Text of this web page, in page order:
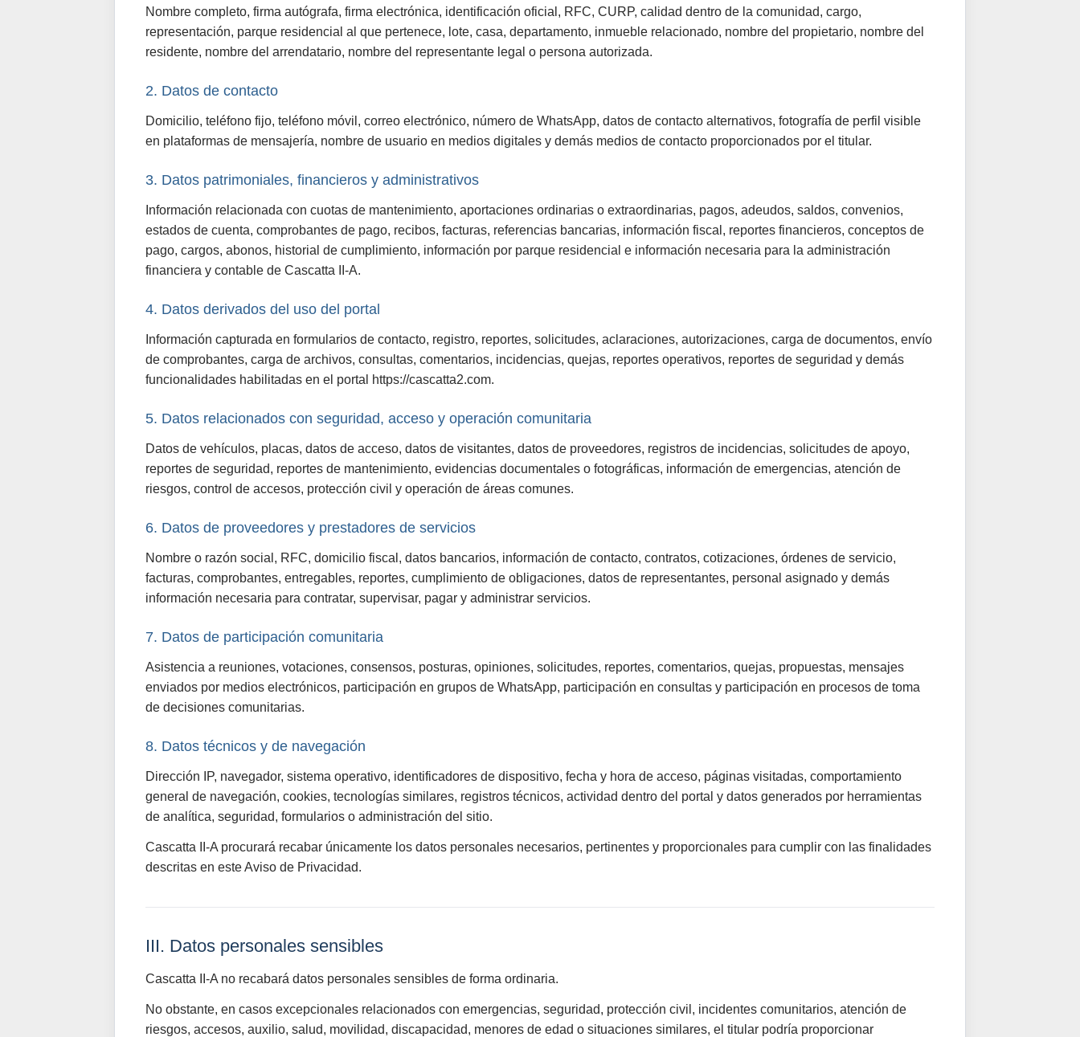
Nombre completo, firma autógrafa, firma electrónica, identificación oficial, RFC, CURP, calidad dentro de la comunidad, cargo,
representación, parque residencial al que pertenece, lote, casa, departamento, inmueble relacionado, nombre del propietario, nombre del
residente, nombre del arrendatario, nombre del representante legal o persona autorizada.
2. Datos de contacto
Domicilio, teléfono fijo, teléfono móvil, correo electrónico, número de WhatsApp, datos de contacto alternativos, fotografía de perfil visible
en plataformas de mensajería, nombre de usuario en medios digitales y demás medios de contacto proporcionados por el titular.
3. Datos patrimoniales, financieros y administrativos
Información relacionada con cuotas de mantenimiento, aportaciones ordinarias o extraordinarias, pagos, adeudos, saldos, convenios,
estados de cuenta, comprobantes de pago, recibos, facturas, referencias bancarias, información fiscal, reportes financieros, conceptos de
pago, cargos, abonos, historial de cumplimiento, información por parque residencial e información necesaria para la administración
financiera y contable de Cascatta II-A.
4. Datos derivados del uso del portal
Información capturada en formularios de contacto, registro, reportes, solicitudes, aclaraciones, autorizaciones, carga de documentos, envío
de comprobantes, carga de archivos, consultas, comentarios, incidencias, quejas, reportes operativos, reportes de seguridad y demás
funcionalidades habilitadas en el portal
https://cascatta2.com.
5. Datos relacionados con seguridad, acceso y operación comunitaria
Datos de vehículos, placas, datos de acceso, datos de visitantes, datos de proveedores, registros de incidencias, solicitudes de apoyo,
reportes de seguridad, reportes de mantenimiento, evidencias documentales o fotográficas, información de emergencias, atención de
riesgos, control de accesos, protección civil y operación de áreas comunes.
6. Datos de proveedores y prestadores de servicios
Nombre o razón social, RFC, domicilio fiscal, datos bancarios, información de contacto, contratos, cotizaciones, órdenes de servicio,
facturas, comprobantes, entregables, reportes, cumplimiento de obligaciones, datos de representantes, personal asignado y demás
información necesaria para contratar, supervisar, pagar y administrar servicios.
7. Datos de participación comunitaria
Asistencia a reuniones, votaciones, consensos, posturas, opiniones, solicitudes, reportes, comentarios, quejas, propuestas, mensajes
enviados por medios electrónicos, participación en grupos de WhatsApp, participación en consultas y participación en procesos de toma
de decisiones comunitarias.
8. Datos técnicos y de navegación
Dirección IP, navegador, sistema operativo, identificadores de dispositivo, fecha y hora de acceso, páginas visitadas, comportamiento
general de navegación, cookies, tecnologías similares, registros técnicos, actividad dentro del portal y datos generados por herramientas
de analítica, seguridad, formularios o administración del sitio.
Cascatta II-A procurará recabar únicamente los datos personales necesarios, pertinentes y proporcionales para cumplir con las finalidades
descritas en este Aviso de Privacidad.
III. Datos personales sensibles
Cascatta II-A no recabará datos personales sensibles de forma ordinaria.
No obstante, en casos excepcionales relacionados con emergencias, seguridad, protección civil, incidentes comunitarios, atención de
riesgos, accesos, auxilio, salud, movilidad, discapacidad, menores de edad o situaciones similares, el titular podría proporcionar